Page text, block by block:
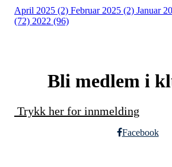
April 2025 (2) Februar 2025 (2) Januar
(72) 2022 (96)
Bli medlem i
Trykk her for innmelding
Facebook